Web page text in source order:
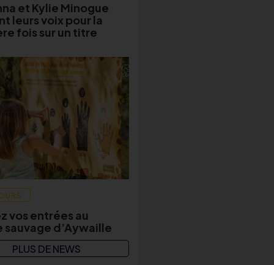
et Kylie Minogue
leurs voix pour la
fois sur un titre
vos entrées au
sauvage d’Aywaille
PLUS DE NEWS